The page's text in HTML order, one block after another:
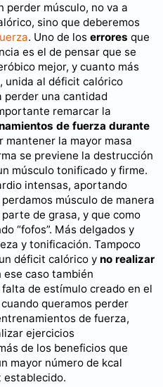
perder músculo, no va a
sino que deberemos
. Uno de los errores que
es el de pensar que se
mejor, y cuanto más
unida al déficit calórico
perder una cantidad
remarcar la
de fuerza durante
mantener la mayor masa
se previene la destrucción
músculo tonificado y firme.
intensas, aportando
músculo de manera
de grasa, y que como
“fofos”. Más delgados y
y tonificación. Tampoco
déficit calórico y no realizar
ese caso también
de estímulo creado en el
queramos perder
de fuerza,
ejercicios
de los beneficios que
mayor número de kcal